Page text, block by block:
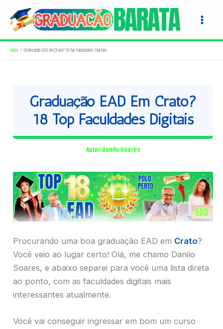
para
conteúdo
Início Graduação EAD em Crato? 18 Top Faculdades Digitais
Graduação EAD Em Crato?
18 Top Faculdades Digitais
Autor Danilo Soares
Procurando uma boa graduação EAD em Crato?
Você veio ao lugar certo! Olá, me chamo Danilo
Soares, e abaixo separei para você uma lista direta
ao ponto, com as faculdades digitais mais
interessantes atualmente.
Você vai conseguir ingressar em bom um curso